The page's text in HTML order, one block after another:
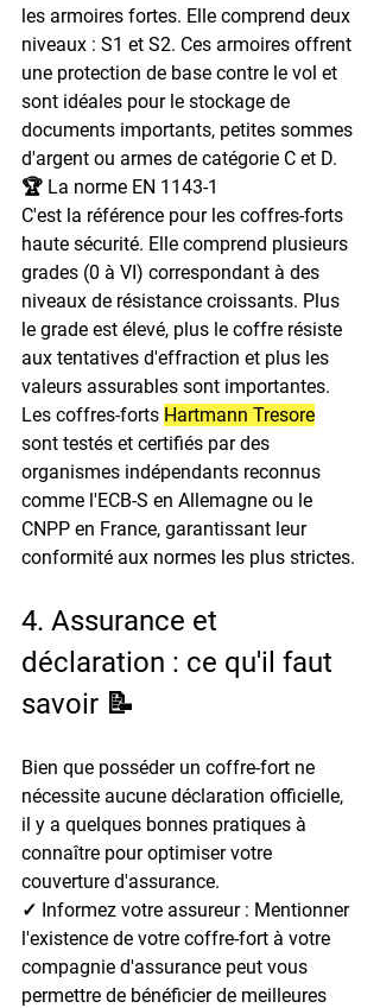
les armoires fortes. Elle comprend deux
niveaux : S1 et S2. Ces armoires offrent
une protection de base contre le vol et
sont idéales pour le stockage de
documents importants, petites sommes
d'argent ou armes de catégorie C et D.
🏆 La norme EN 1143-1
C'est la référence pour les coffres-forts
haute sécurité. Elle comprend plusieurs
grades (0 à VI) correspondant à des
niveaux de résistance croissants. Plus
le grade est élevé, plus le coffre résiste
aux tentatives d'effraction et plus les
valeurs assurables sont importantes.
Les coffres-forts Hartmann Tresore
sont testés et certifiés par des
organismes indépendants reconnus
comme l'ECB-S en Allemagne ou le
CNPP en France, garantissant leur
conformité aux normes les plus strictes.
4. Assurance et
déclaration : ce qu'il faut
savoir 📝
Bien que posséder un coffre-fort ne
nécessite aucune déclaration officielle,
il y a quelques bonnes pratiques à
connaître pour optimiser votre
couverture d'assurance.
✓ Informez votre assureur : Mentionner
l'existence de votre coffre-fort à votre
compagnie d'assurance peut vous
permettre de bénéficier de meilleures